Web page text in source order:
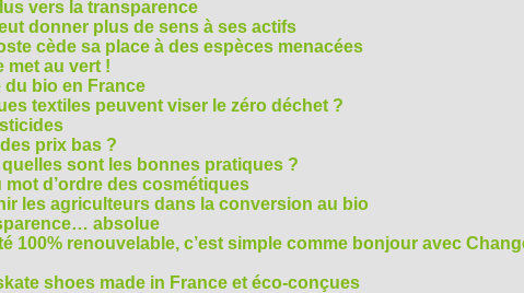
vers la transparence
donner plus de sens à ses actifs
cède sa place à des espèces menacées
met au vert !
du bio en France
textiles peuvent viser le zéro déchet ?
prix bas ?
sont les bonnes pratiques ?
mot d’ordre des cosmétiques
les agriculteurs dans la conversion au bio
absolue
100% renouvelable, c’est simple comme bonjour avec
shoes made in France et éco-conçues